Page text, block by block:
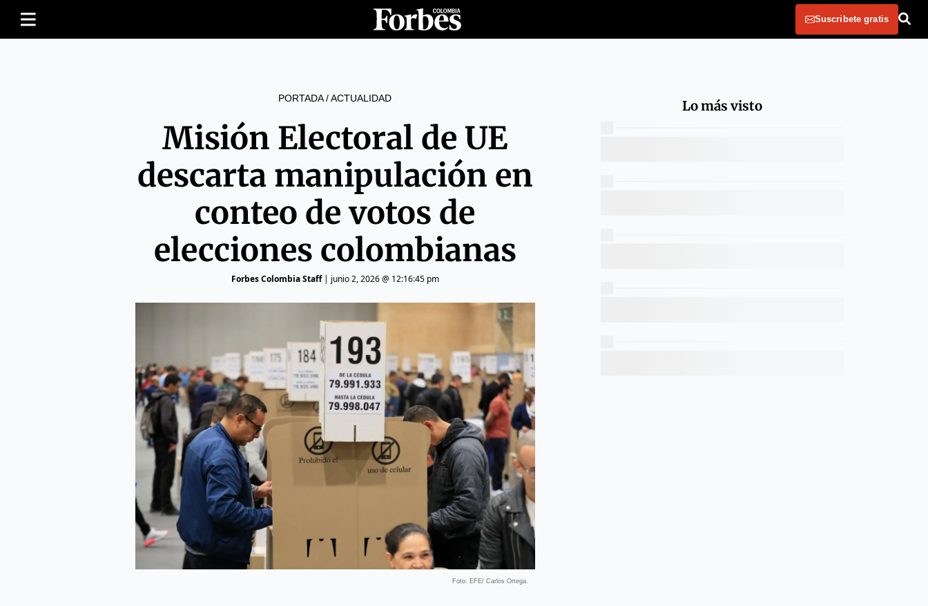
Suscribete gratis
PORTADA/ACTUALIDAD
Misión Electoral de UE
descarta manipulación en
conteo de votos de
elecciones colombianas
Forbes Colombia Staff| junio 2, 2026 @ 12:16:45 pm
Foto: EFE/ Carlos Ortega.
Lo más visto